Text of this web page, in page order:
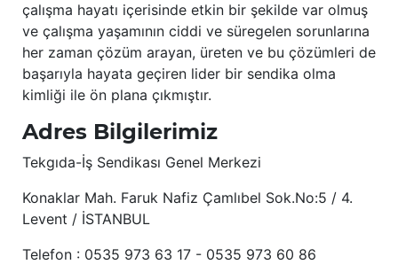
çalışma hayatı içerisinde etkin bir şekilde var olmuş
ve çalışma yaşamının ciddi ve süregelen sorunlarına
her zaman çözüm arayan, üreten ve bu çözümleri de
başarıyla hayata geçiren lider bir sendika olma
kimliği ile ön plana çıkmıştır.
Adres Bilgilerimiz
Tekgıda-İş Sendikası Genel Merkezi
Konaklar Mah. Faruk Nafiz Çamlıbel Sok.No:5 / 4.
Levent / İSTANBUL
Telefon : 0535 973 63 17 - 0535 973 60 86